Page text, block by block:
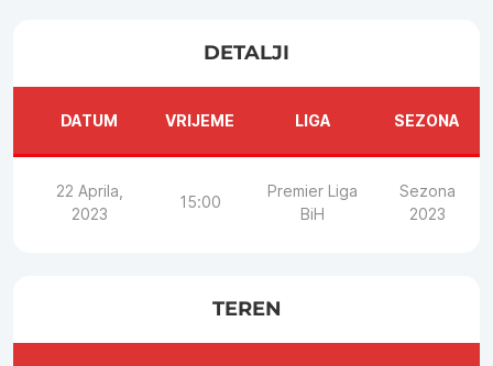
DETALJI
DATUM VRIJEME LIGA SEZONA
22 Aprila,
2023
15:00
Premier Liga
BiH
Sezona
2023
TEREN